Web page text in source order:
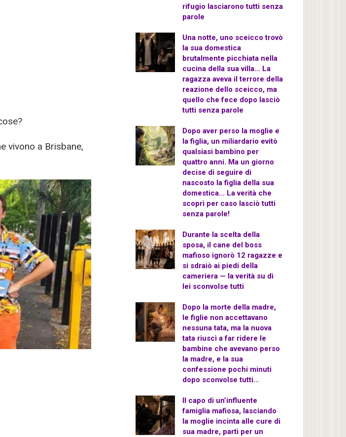
vivono a Brisbane,
rifugio lasciarono tutti senza
parole
Una notte, uno sceicco trovò
la sua domestica
brutalmente picchiata nella
cucina della sua villa… La
ragazza aveva il terrore della
reazione dello sceicco, ma
quello che fece dopo lasciò
tutti senza parole
Dopo aver perso la moglie e
la figlia, un miliardario evitò
qualsiasi bambino per
quattro anni. Ma un giorno
decise di seguire di
nascosto la figlia della sua
domestica… La verità che
scoprì per caso lasciò tutti
senza parole!
Durante la scelta della
sposa, il cane del boss
mafioso ignorò 12 ragazze e
si sdraiò ai piedi della
cameriera — la verità su di
lei sconvolse tutti
Dopo la morte della madre,
le figlie non accettavano
nessuna tata, ma la nuova
tata riuscì a far ridere le
bambine che avevano perso
la madre, e la sua
confessione pochi minuti
dopo sconvolse tutti…
Il capo di un’influente
famiglia mafiosa, lasciando
la moglie incinta alle cure di
sua madre, partì per un